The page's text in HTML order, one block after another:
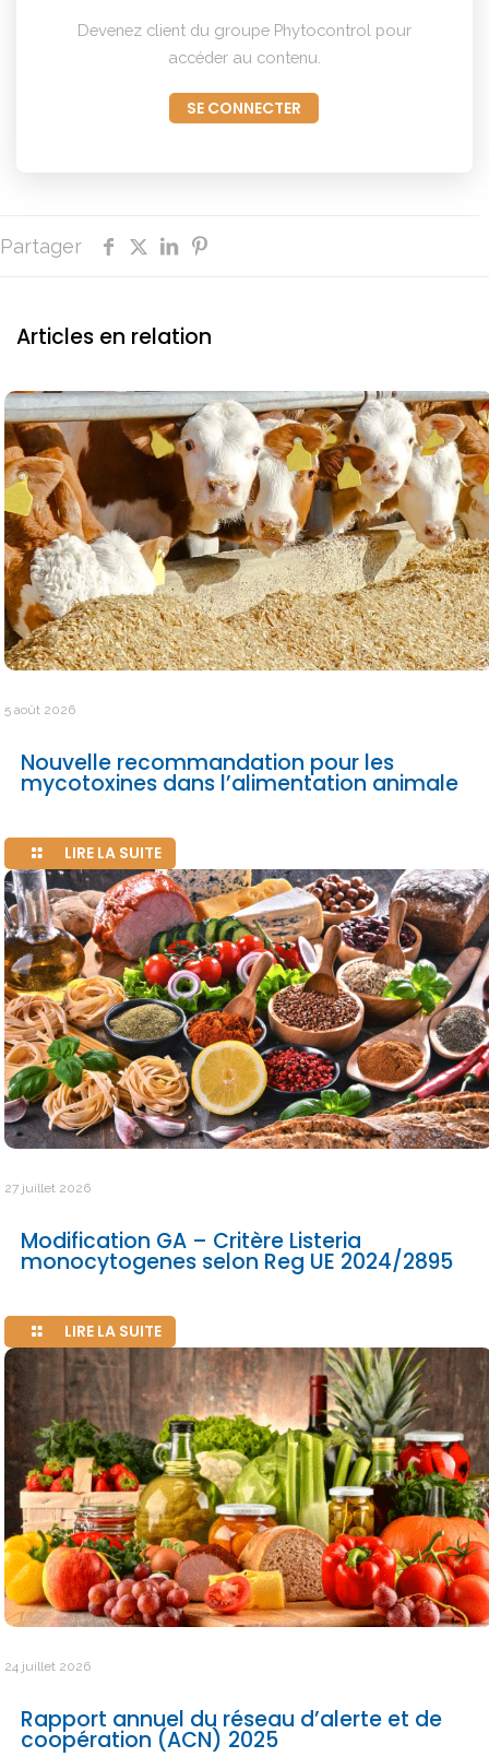
Devenez client du groupe Phytocontrol pour
accéder au contenu.
SE CONNECTER
Partager
Articles en relation
5 août 2026
Nouvelle recommandation pour les
mycotoxines dans l’alimentation animale
LIRE LA SUITE
27 juillet 2026
Modification GA – Critère Listeria
monocytogenes selon Reg UE 2024/2895
LIRE LA SUITE
24 juillet 2026
Rapport annuel du réseau d’alerte et de
coopération (ACN) 2025